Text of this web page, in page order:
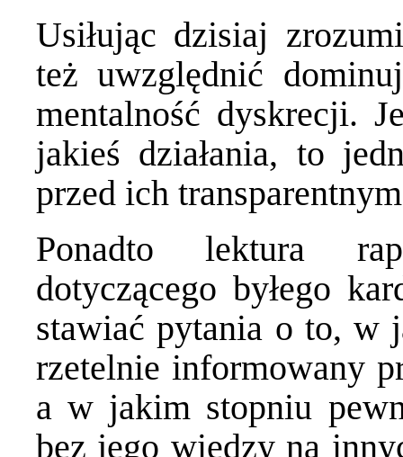
Usiłując dzisiaj
też uwzględnić
mentalność dyskrecji.
jakieś działania, to
przed ich
Ponadto lektura
dotyczącego byłego
stawiać pytania o to, w
rzetelnie informowany
a w jakim stopniu
bez jego wiedzy na